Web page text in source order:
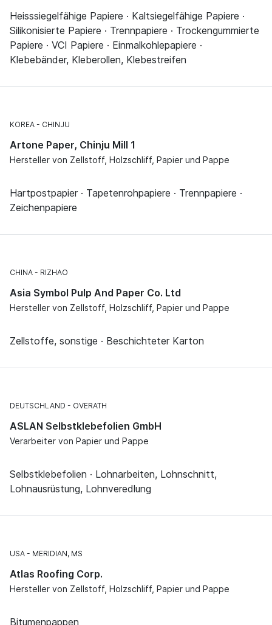
Heisssiegelfähige Papiere · Kaltsiegelfähige Papiere ·
Silikonisierte Papiere · Trennpapiere · Trockengummierte
Papiere · VCI Papiere · Einmalkohlepapiere ·
Klebebänder, Kleberollen, Klebestreifen
KOREA CHINJU
Artone Paper, Chinju Mill 1
Hersteller von Zellstoff, Holzschliff, Papier und Pappe
Hartpostpapier · Tapetenrohpapiere · Trennpapiere ·
Zeichenpapiere
CHINA RIZHAO
Asia Symbol Pulp And Paper Co. Ltd
Hersteller von Zellstoff, Holzschliff, Papier und Pappe
Zellstoffe, sonstige · Beschichteter Karton
DEUTSCHLAND OVERATH
ASLAN Selbstklebefolien GmbH
Verarbeiter von Papier und Pappe
Selbstklebefolien · Lohnarbeiten, Lohnschnitt,
Lohnausrüstung, Lohnveredlung
USA MERIDIAN, MS
Atlas Roofing Corp.
Hersteller von Zellstoff, Holzschliff, Papier und Pappe
Bitumenpappen